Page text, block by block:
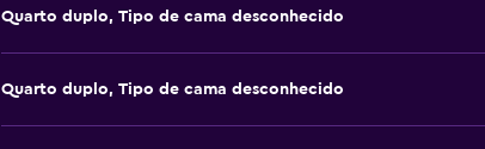
Quarto duplo, Tipo de cama desconhecido
Quarto duplo, Tipo de cama desconhecido